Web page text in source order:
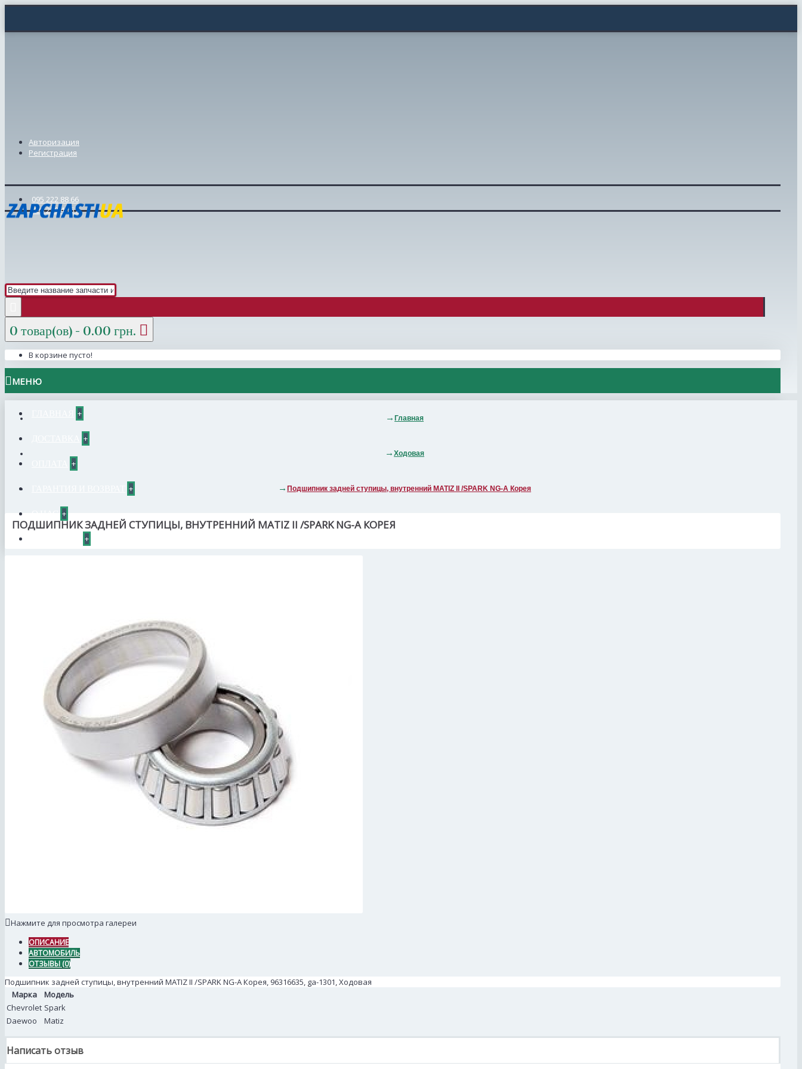
Авторизация
Регистрация
095 222 88 66
098 239 46 57
0 товар(ов) - 0.00 грн.
В корзине пусто!
МЕНЮ
+
+
+
+
+
+
Главная
Ходовая
Подшипник задней ступицы, внутренний MATIZ II /SPARK NG-A Корея
ПОДШИПНИК ЗАДНЕЙ СТУПИЦЫ, ВНУТРЕННИЙ MATIZ II /SPARK NG-A КОРЕЯ
Нажмите для просмотра галереи
ОПИСАНИЕ
АВТОМОБИЛЬ
ОТЗЫВЫ (0)
Подшипник задней ступицы, внутренний MATIZ II /SPARK NG-A Корея, 96316635, ga-1301, Ходовая
Марка
Модель
Chevrolet Spark
Daewoo
Matiz
Написать отзыв